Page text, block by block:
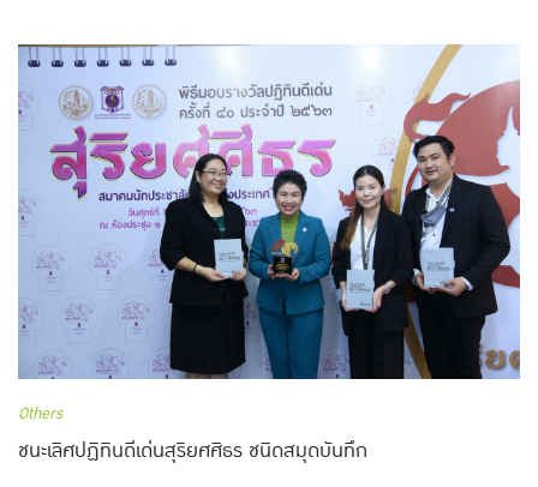
Others
ชนะเลิศปฏิทินดีเด่นสุริยศศิธร ชนิดสมุดบันทึก